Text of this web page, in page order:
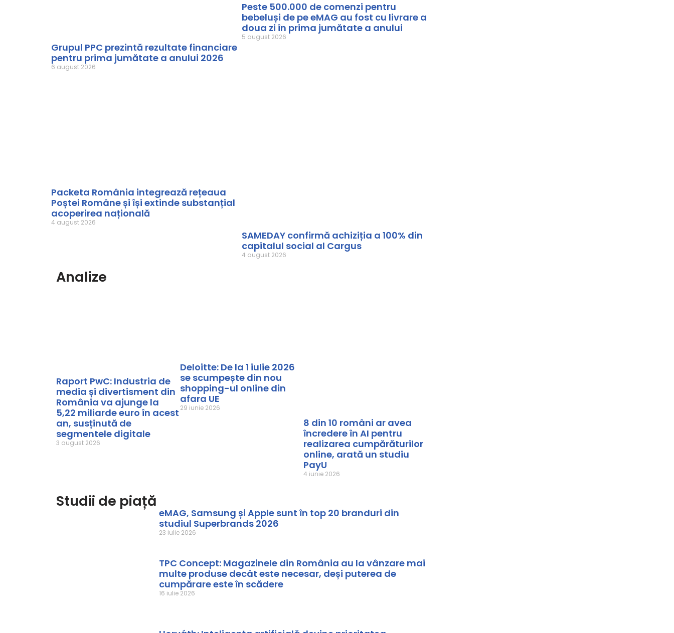
Grupul PPC prezintă rezultate financiare
pentru prima jumătate a anului 2026
6 august 2026
Peste 500.000 de comenzi pentru
bebeluși de pe eMAG au fost cu livrare a
doua zi în prima jumătate a anului
5 august 2026
Packeta România integrează rețeaua
Poștei Române și își extinde substanțial
acoperirea națională
4 august 2026
SAMEDAY confirmă achiziția a 100% din
capitalul social al Cargus
4 august 2026
Analize
Raport PwC: Industria de
media și divertisment din
România va ajunge la
5,22 miliarde euro în acest
an, susținută de
segmentele digitale
3 august 2026
Deloitte: De la 1 iulie 2026
se scumpește din nou
shopping-ul online din
afara UE
29 iunie 2026
8 din 10 români ar avea
încredere în AI pentru
realizarea cumpărăturilor
online, arată un studiu
PayU
4 iunie 2026
Studii de piață
eMAG, Samsung și Apple sunt în top 20 branduri din
studiul Superbrands 2026
23 iulie 2026
TPC Concept: Magazinele din România au la vânzare mai
multe produse decât este necesar, deși puterea de
cumpărare este în scădere
16 iulie 2026